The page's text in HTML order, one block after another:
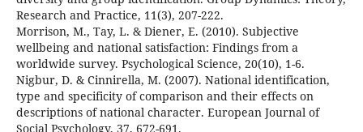
Research and Practice, 11(3), 207-222.
Morrison, M., Tay, L. & Diener, E. (2010). Subjective
wellbeing and national satisfaction: Findings from a
worldwide survey. Psychological Science, 20(10), 1-6.
Nigbur, D. & Cinnirella, M. (2007). National identification,
type and specificity of comparison and their effects on
descriptions of national character. European Journal of
Social Psychology, 37, 672-691.